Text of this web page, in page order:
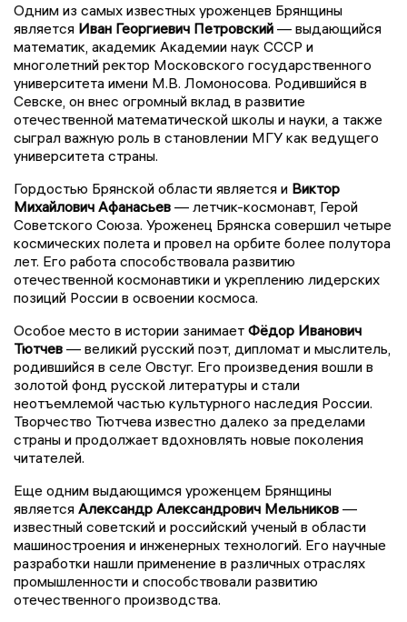
Одним из самых известных уроженцев Брянщины
является Иван Георгиевич Петровский — выдающийся
математик, академик Академии наук СССР и
многолетний ректор Московского государственного
университета имени М.В. Ломоносова. Родившийся в
Севске, он внес огромный вклад в развитие
отечественной математической школы и науки, а также
сыграл важную роль в становлении МГУ как ведущего
университета страны.
Гордостью Брянской области является и Виктор
Михайлович Афанасьев — летчик-космонавт, Герой
Советского Союза. Уроженец Брянска совершил четыре
космических полета и провел на орбите более полутора
лет. Его работа способствовала развитию
отечественной космонавтики и укреплению лидерских
позиций России в освоении космоса.
Особое место в истории занимает Фёдор Иванович
Тютчев — великий русский поэт, дипломат и мыслитель,
родившийся в селе Овстуг. Его произведения вошли в
золотой фонд русской литературы и стали
неотъемлемой частью культурного наследия России.
Творчество Тютчева известно далеко за пределами
страны и продолжает вдохновлять новые поколения
читателей.
Еще одним выдающимся уроженцем Брянщины
является Александр Александрович Мельников —
известный советский и российский ученый в области
машиностроения и инженерных технологий. Его научные
разработки нашли применение в различных отраслях
промышленности и способствовали развитию
отечественного производства.